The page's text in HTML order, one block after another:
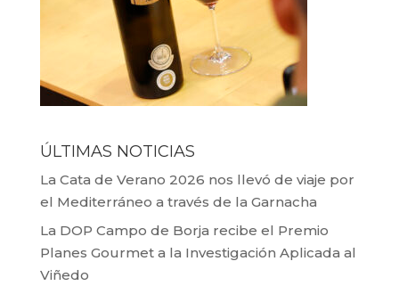
ÚLTIMAS NOTICIAS
La Cata de Verano 2026 nos llevó de viaje por
el Mediterráneo a través de la Garnacha
La DOP Campo de Borja recibe el Premio
Planes Gourmet a la Investigación Aplicada al
Viñedo